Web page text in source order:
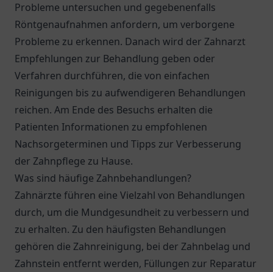
Probleme untersuchen und gegebenenfalls
Röntgenaufnahmen anfordern, um verborgene
Probleme zu erkennen. Danach wird der Zahnarzt
Empfehlungen zur Behandlung geben oder
Verfahren durchführen, die von einfachen
Reinigungen bis zu aufwendigeren Behandlungen
reichen. Am Ende des Besuchs erhalten die
Patienten Informationen zu empfohlenen
Nachsorgeterminen und Tipps zur Verbesserung
der Zahnpflege zu Hause.
Was sind häufige Zahnbehandlungen?
Zahnärzte führen eine Vielzahl von Behandlungen
durch, um die Mundgesundheit zu verbessern und
zu erhalten. Zu den häufigsten Behandlungen
gehören die Zahnreinigung, bei der Zahnbelag und
Zahnstein entfernt werden, Füllungen zur Reparatur